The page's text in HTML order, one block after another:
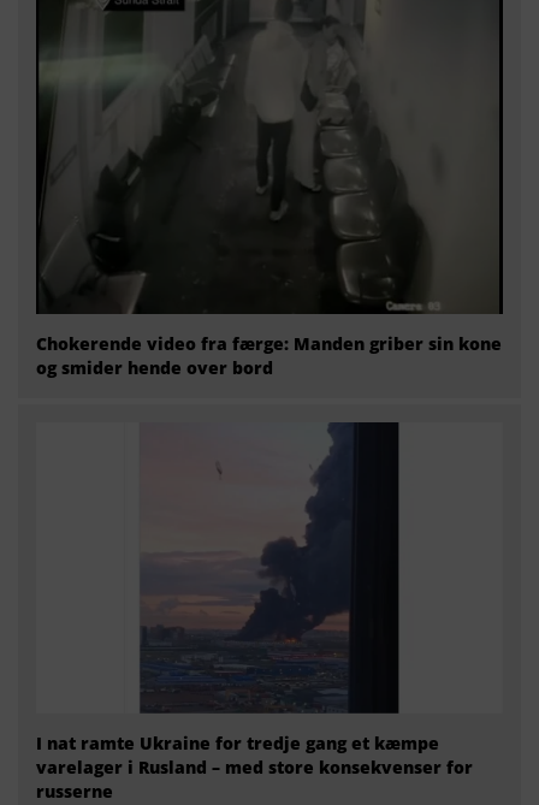
Chokerende video fra færge: Manden griber sin kone
og smider hende over bord
I nat ramte Ukraine for tredje gang et kæmpe
varelager i Rusland – med store konsekvenser for
russerne